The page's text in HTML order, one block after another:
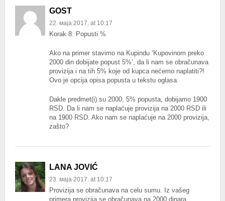
GOST
22. маја 2017. at 10:17
Korak 8: Popusti %
Ako na primer stavimo na Kupindu ‘Kupovinom preko
2000 din dobijate popust 5%’, da li nam se obračunava
provizija i na tih 5% koje od kupca nećemo naplatiti?!
Ovo je opcija opisa popusta u tekstu oglasa.
Dakle predmet(i) su 2000, 5% popusta, dobijamo 1900
RSD. Da li nam se naplaćuje provizija na 2000 RSD ili
na 1900 RSD. Ako nam se naplaćuje na 2000 provizija,
zašto?
LANA JOVIĆ
23. маја 2017. at 10:17
Provizija se obračunava na celu sumu. Iz vašeg
primera provizija se obračunava na 2000 dinara.